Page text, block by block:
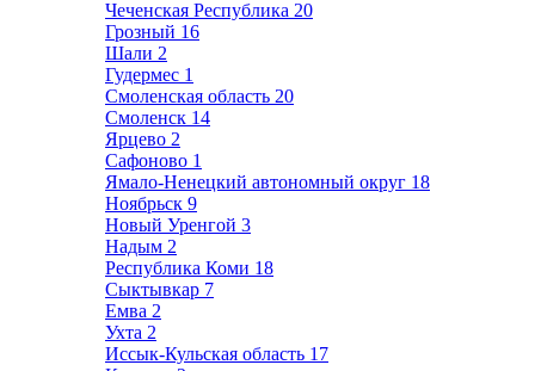
Чеченская Республика 20
Грозный 16
Шали 2
Гудермес 1
Смоленская область 20
Смоленск 14
Ярцево 2
Сафоново 1
Ямало-Ненецкий автономный округ 18
Ноябрьск 9
Новый Уренгой 3
Надым 2
Республика Коми 18
Сыктывкар 7
Емва 2
Ухта 2
Иссык-Кульская область 17